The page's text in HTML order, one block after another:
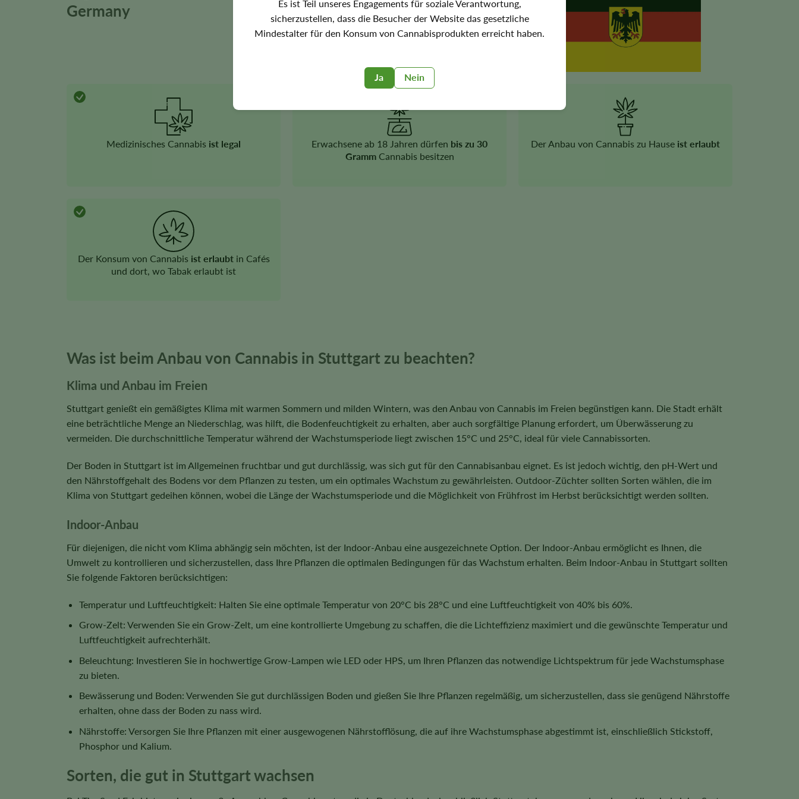
Es ist Teil unseres Engagements für soziale Verantwortung,
sicherzustellen, dass die Besucher der Website das gesetzliche
Mindestalter für den Konsum von Cannabisprodukten erreicht haben.
Ja Nein
Germany
ist legal
Medizinisches Cannabis ist legal Erwachsene ab 18 Jahren dürfen bis zu 30
Gramm Cannabis besitzen
Der Anbau von Cannabis zu Hause ist erlaubt
Der Konsum von Cannabis ist erlaubt in Cafés
und dort, wo Tabak erlaubt ist
Was ist beim Anbau von Cannabis in Stuttgart zu beachten?
Klima und Anbau im Freien
Stuttgart genießt ein gemäßigtes Klima mit warmen Sommern und milden Wintern, was den Anbau von Cannabis im Freien begünstigen kann. Die Stadt erhält
eine beträchtliche Menge an Niederschlag, was hilft, die Bodenfeuchtigkeit zu erhalten, aber auch sorgfältige Planung erfordert, um Überwässerung zu
vermeiden. Die durchschnittliche Temperatur während der Wachstumsperiode liegt zwischen 15°C und 25°C, ideal für viele Cannabissorten.
Der Boden in Stuttgart ist im Allgemeinen fruchtbar und gut durchlässig, was sich gut für den Cannabisanbau eignet. Es ist jedoch wichtig, den pH-Wert und
den Nährstoffgehalt des Bodens vor dem Pflanzen zu testen, um ein optimales Wachstum zu gewährleisten. Outdoor-Züchter sollten Sorten wählen, die im
Klima von Stuttgart gedeihen können, wobei die Länge der Wachstumsperiode und die Möglichkeit von Frühfrost im Herbst berücksichtigt werden sollten.
Indoor-Anbau
Für diejenigen, die nicht vom Klima abhängig sein möchten, ist der Indoor-Anbau eine ausgezeichnete Option. Der Indoor-Anbau ermöglicht es Ihnen, die
Umwelt zu kontrollieren und sicherzustellen, dass Ihre Pflanzen die optimalen Bedingungen für das Wachstum erhalten. Beim Indoor-Anbau in Stuttgart sollten
Sie folgende Faktoren berücksichtigen:
Temperatur und Luftfeuchtigkeit: Halten Sie eine optimale Temperatur von 20°C bis 28°C und eine Luftfeuchtigkeit von 40% bis 60%.
Grow-Zelt: Verwenden Sie ein Grow-Zelt, um eine kontrollierte Umgebung zu schaffen, die die Lichteffizienz maximiert und die gewünschte Temperatur und
Luftfeuchtigkeit aufrechterhält.
Beleuchtung: Investieren Sie in hochwertige Grow-Lampen wie LED oder HPS, um Ihren Pflanzen das notwendige Lichtspektrum für jede Wachstumsphase
zu bieten.
Bewässerung und Boden: Verwenden Sie gut durchlässigen Boden und gießen Sie Ihre Pflanzen regelmäßig, um sicherzustellen, dass sie genügend Nährstoffe
erhalten, ohne dass der Boden zu nass wird.
Nährstoffe: Versorgen Sie Ihre Pflanzen mit einer ausgewogenen Nährstofflösung, die auf ihre Wachstumsphase abgestimmt ist, einschließlich Stickstoff,
Phosphor und Kalium.
Sorten, die gut in Stuttgart wachsen